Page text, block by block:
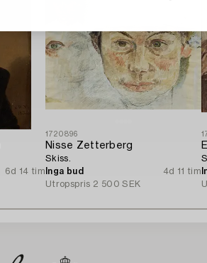
6d 14 tim
1720896
Nisse Zetterberg
Skiss.
Inga bud
4d 11 tim
Utropspris 2 500 SEK